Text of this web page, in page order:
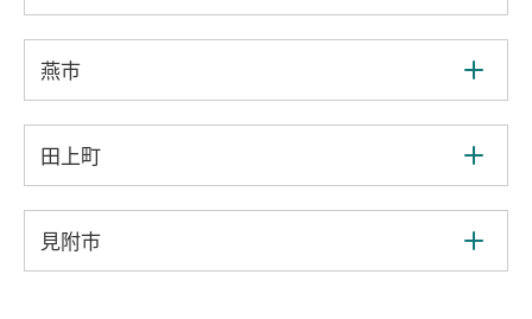
燕市
田上町
見附市